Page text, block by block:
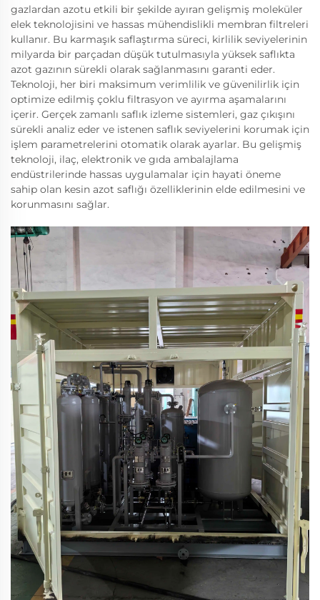
gazlardan azotu etkili bir şekilde ayıran gelişmiş moleküler
elek teknolojisini ve hassas mühendislikli membran filtreleri
kullanır. Bu karmaşık saflaştırma süreci, kirlilik seviyelerinin
milyarda bir parçadan düşük tutulmasıyla yüksek saflıkta
azot gazının sürekli olarak sağlanmasını garanti eder.
Teknoloji, her biri maksimum verimlilik ve güvenilirlik için
optimize edilmiş çoklu filtrasyon ve ayırma aşamalarını
içerir. Gerçek zamanlı saflık izleme sistemleri, gaz çıkışını
sürekli analiz eder ve istenen saflık seviyelerini korumak için
işlem parametrelerini otomatik olarak ayarlar. Bu gelişmiş
teknoloji, ilaç, elektronik ve gıda ambalajlama
endüstrilerinde hassas uygulamalar için hayati öneme
sahip olan kesin azot saflığı özelliklerinin elde edilmesini ve
korunmasını sağlar.